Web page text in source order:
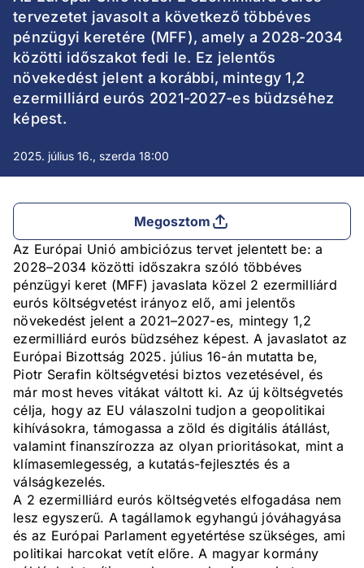
tervezetet javasolt a következő többéves
pénzügyi keretére (MFF), amely a 2028-2034
közötti időszakot fedi le. Ez jelentős
növekedést jelent a korábbi, mintegy 1,2
ezermilliárd eurós 2021-2027-es büdzséhez
képest.
2025. július 16., szerda 18:00
Megosztom
Az Európai Unió ambiciózus tervet jelentett be: a
2028–2034 közötti időszakra szóló többéves
pénzügyi keret (MFF) javaslata közel 2 ezermilliárd
eurós költségvetést irányoz elő, ami jelentős
növekedést jelent a 2021–2027-es, mintegy 1,2
ezermilliárd eurós büdzséhez képest. A javaslatot az
Európai Bizottság 2025. július 16-án mutatta be,
Piotr Serafin költségvetési biztos vezetésével, és
már most heves vitákat váltott ki. Az új költségvetés
célja, hogy az EU válaszolni tudjon a geopolitikai
kihívásokra, támogassa a zöld és digitális átállást,
valamint finanszírozza az olyan prioritásokat, mint a
klímasemlegesség, a kutatás-fejlesztés és a
válságkezelés.
A 2 ezermilliárd eurós költségvetés elfogadása nem
lesz egyszerű. A tagállamok egyhangú jóváhagyása
és az Európai Parlament egyetértése szükséges, ami
politikai harcokat vetít előre. A magyar kormány